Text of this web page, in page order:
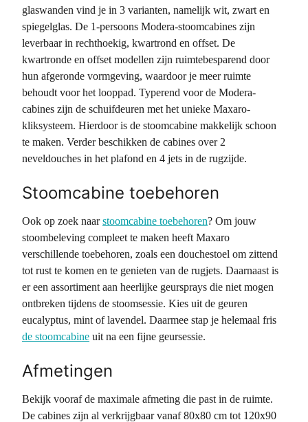
glaswanden vind je in 3 varianten, namelijk wit, zwart en
spiegelglas. De 1-persoons Modera-stoomcabines zijn
leverbaar in rechthoekig, kwartrond en offset. De
kwartronde en offset modellen zijn ruimtebesparend door
hun afgeronde vormgeving, waardoor je meer ruimte
behoudt voor het looppad. Typerend voor de Modera-
cabines zijn de schuifdeuren met het unieke Maxaro-
kliksysteem. Hierdoor is de stoomcabine makkelijk schoon
te maken. Verder beschikken de cabines over 2
neveldouches in het plafond en 4 jets in de rugzijde.
Stoomcabine toebehoren
Ook op zoek naarstoomcabine toebehoren? Om jouw
stoombeleving compleet te maken heeft Maxaro
verschillende toebehoren, zoals een douchestoel om zittend
tot rust te komen en te genieten van de rugjets. Daarnaast is
er een assortiment aan heerlijke geursprays die niet mogen
ontbreken tijdens de stoomsessie. Kies uit de geuren
eucalyptus, mint of lavendel. Daarmee stap je helemaal fris
de stoomcabine uit na een fijne geursessie.
Afmetingen
Bekijk vooraf de maximale afmeting die past in de ruimte.
De cabines zijn al verkrijgbaar vanaf 80x80 cm tot 120x90